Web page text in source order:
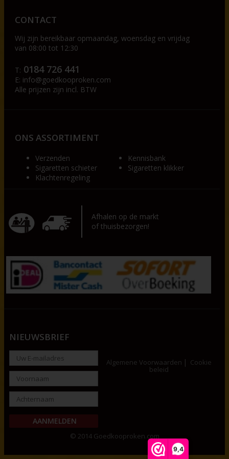
9,4
CONTACT
Wij zijn bereikbaar opmaandag, woensdag en vrijdag
van 08:00 tot 12:30
T: 0184 726 441
E: info@goedkooproken.com
Alle prijzen zijn incl. BTW
ONS ASSORTIMENT
Verzenden
Kennisbank
Sigaretten schieter
Sigaretten klikker
Klachtenregeling
Afhalen op de markt
of thuisbezorgen!
NIEUWSBRIEF
Algemene Voorwaarden Cookie
beleid
© 2014 Goedkooproken.com